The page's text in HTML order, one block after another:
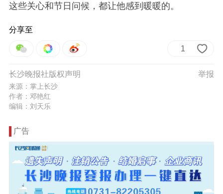
这些关心和节日问候，都让他感到暖暖的。
分享至
1
举报
长沙晚报社版权声明
来源：掌上长沙
作者：邓艳红
编辑：刘天乐
广告